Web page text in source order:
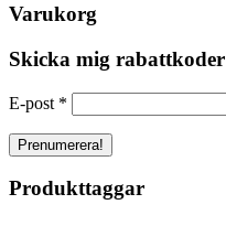
Varukorg
Skicka mig rabattkoder
E-post *
Produkttaggar